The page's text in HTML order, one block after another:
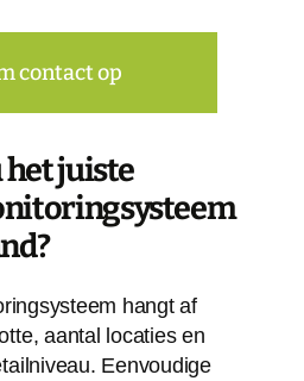
contact op
het juiste
hangt af
aantal locaties en
Eenvoudige